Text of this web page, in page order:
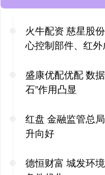
火牛配资 慈星股
心控制部件、红
盛康优配优配 数
石”作用凸显
红盘 金融监管总
升向好
德恒财富 城发环